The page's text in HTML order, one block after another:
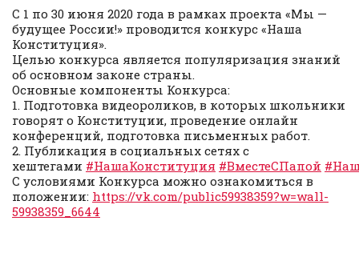
С 1 по 30 июня 2020 года в рамках проекта «Мы —
будущее России!» проводится конкурс «Наша
Конституция».
Целью конкурса является популяризация знаний
об основном законе страны.
Основные компоненты Конкурса:
1. Подготовка видеороликов, в которых школьники
говорят о Конституции, проведение онлайн
конференций, подготовка письменных работ.
2. Публикация в социальных сетях с
хештегами #НашаКонституция #ВместеСПапой
С условиями Конкурса можно ознакомиться в
положении: https://vk.com/public59938359?w=wall-
59938359_6644